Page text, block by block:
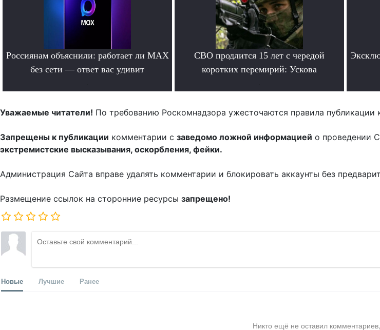
Россиянам объяснили: работает ли MAX
без сети — ответ вас удивит
СВО продлится 15 лет с чередой
коротких перемирий: Ускова
Уважаемые читатели! По требованию Роскомнадзора ужесточаются правила публикации
Запрещены к публикации комментарии с заведомо ложной информацией о проведении
экстремистские высказывания, оскорбления, фейки.
Администрация Сайта вправе удалять комментарии и блокировать аккаунты без
Размещение ссылок на сторонние ресурсы запрещено!
Новые Лучшие Ранее
Никто ещё не оставил